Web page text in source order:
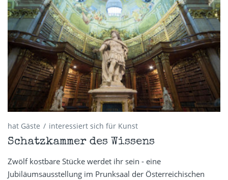
hat Gäste interessiert sich für Kunst
Schatzkammer des Wissens
Zwölf kostbare Stücke werdet ihr sein - eine
Jubiläumsausstellung im Prunksaal der Österreichischen